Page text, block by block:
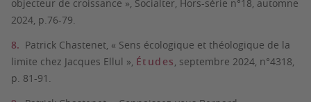
objecteur de croissance », Socialter, Hors-série n°18, automne
2024, p.76-79.
Patrick Chastenet, « Sens écologique et théologique de la
limite chez Jacques Ellul », Études, septembre 2024, n°4318,
p. 81-91.